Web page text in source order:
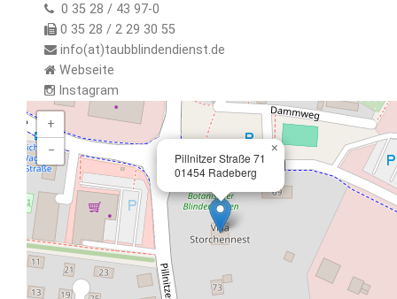
0 35 28 / 43 97-0
0 35 28 / 2 29 30 55
info(at)taubblindendienst.de
Webseite
Instagram
Pillnitzer Straße 71
01454 Radeberg
×
+
−